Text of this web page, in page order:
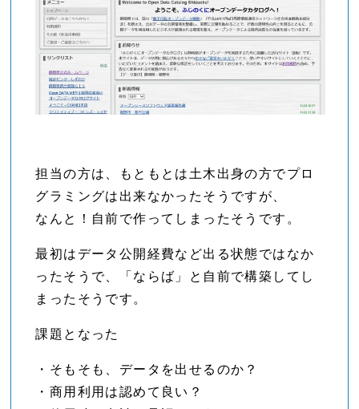
担当の方は、もともとは土木出身の方でプロ
グラミングは出来なかったそうですが、
なんと！自前で作ってしまったそうです。
最初はデータ公開経費など出る状態ではなか
ったそうで、「ならば」と自前で構築してし
まったそうです。
課題となった
・そもそも、データを出せるのか？
・商用利用は認めて良い？